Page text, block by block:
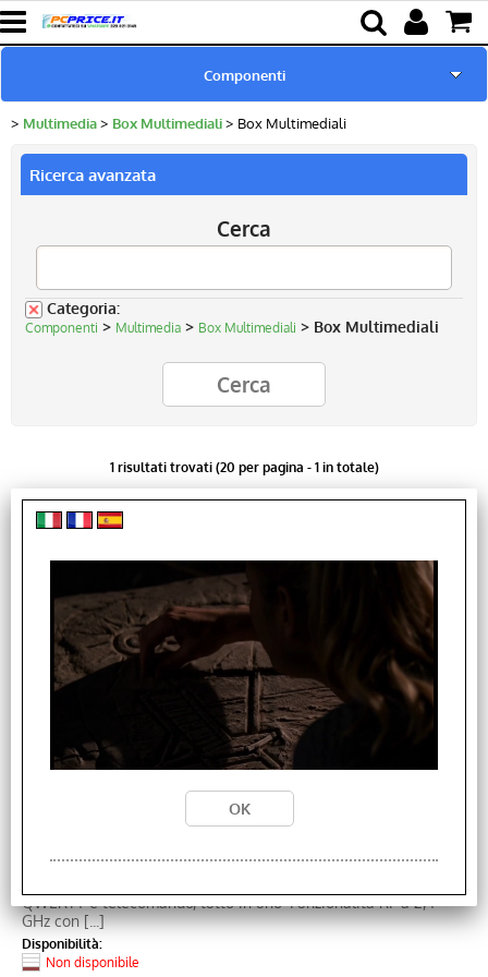
Home page
Batterie & Alimentatori
Ricambi per Notebook
Componenti
Lampade proiettori
Multimedia Box Multimediali Box Multimediali
Ricerca avanzata
Cerca
Categoria:
Componenti > Multimedia > Box Multimediali > Box Multimediali
1 risultati trovati (20 per pagina - 1 in totale)
Ordina per:
Venz Telecomando Ergonomico con Mini Tastiera Air
Mouse Wireless Lady Shape
QWERTY e telecomando, tutto in uno· Funzionalità RF a 2,4
GHz con [...]
Disponibilità:
Non disponibile